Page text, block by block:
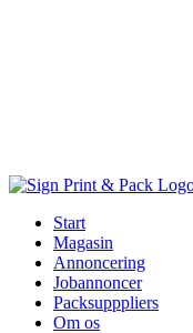
Start
Magasin
Annoncering
Jobannoncer
Packsupppliers
Om os